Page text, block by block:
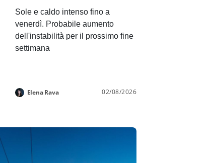
Sole e caldo intenso fino a
venerdì. Probabile aumento
dell'instabilità per il prossimo fine
settimana
Elena Rava 02/08/2026